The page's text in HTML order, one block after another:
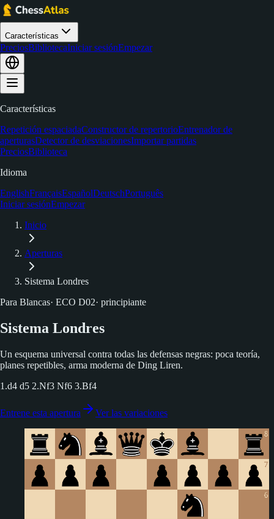
Características
PreciosBibliotecaIniciar sesiónEmpezar
Características
Repetición espaciadaConstructor de repertorioEntrenador de
aperturasDetector de desviacionesImportar partidas
PreciosBiblioteca
Idioma
EnglishFrançaisEspañolDeutschPortuguês
Iniciar sesiónEmpezar
Inicio
Aperturas
Sistema Londres
Para Blancas· ECO D02· principiante
Sistema Londres
Un esquema universal contra todas las defensas negras: poca teoría,
planes repetibles, arma moderna de Ding Liren.
1.d4 d5 2.Nf3 Nf6 3.Bf4
Entrene esta apertura Ver las variaciones